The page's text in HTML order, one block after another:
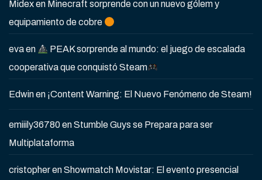
Midexen Minecraft sorprende con un nuevo gólem y
equipamiento de cobre
evaen
PEAK sorprende al mundo: el juego de escalada
cooperativa que conquistó Steam
Edwinen ¡Content Warning: El Nuevo Fenómeno de Steam!
emiiily36780enStumble Guys se Prepara para ser
Multiplataforma
cristopherenShowmatch Movistar: El evento presencial